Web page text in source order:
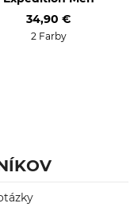
34,90 €
2 Farby